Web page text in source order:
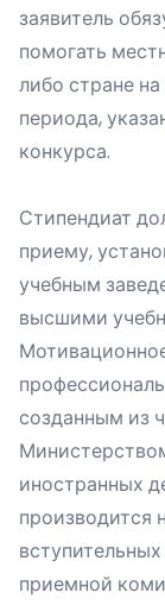
заявитель
помогать
либо стране
периода,
конкурса.
Стипендиат
приему,
учебным
высшими
созданным из
иностранных
производится
приемной